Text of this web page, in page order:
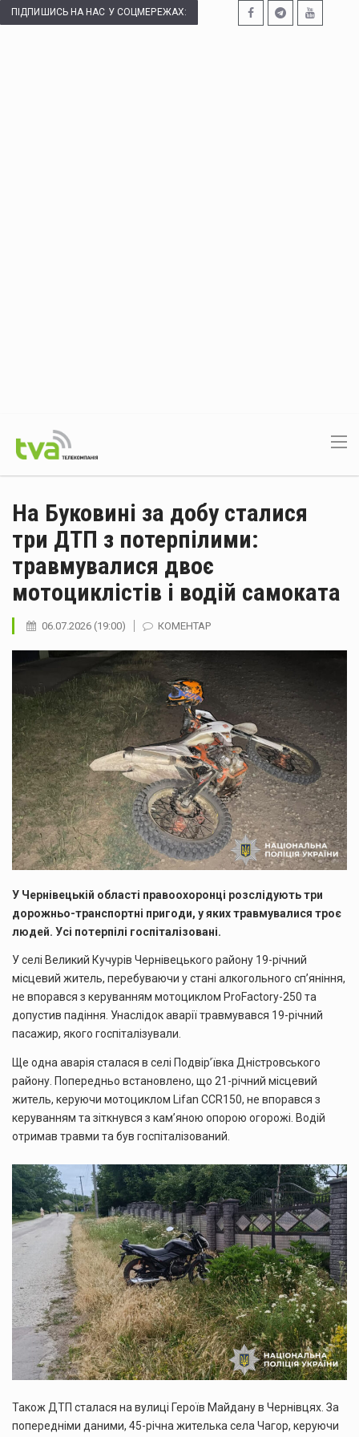
ПІДПИШИСЬ НА НАС У СОЦМЕРЕЖАХ:
На Буковині за добу сталися
три ДТП з потерпілими:
травмувалися двоє
мотоциклістів і водій самоката
06.07.2026 (19:00) КОМЕНТАР
У Чернівецькій області правоохоронці розслідують три
дорожньо-транспортні пригоди, у яких травмувалися троє
людей. Усі потерпілі госпіталізовані.
У селі Великий Кучурів Чернівецького району 19-річний
місцевий житель, перебуваючи у стані алкогольного сп’яніння,
не впорався з керуванням мотоциклом ProFactory-250 та
допустив падіння. Унаслідок аварії травмувався 19-річний
пасажир, якого госпіталізували.
Ще одна аварія сталася в селі Подвір’ївка Дністровського
району. Попередньо встановлено, що 21-річний місцевий
житель, керуючи мотоциклом Lifan CCR150, не впорався з
керуванням та зіткнувся з кам’яною опорою огорожі. Водій
отримав травми та був госпіталізований.
Також ДТП сталася на вулиці Героїв Майдану в Чернівцях. За
попередніми даними, 45-річна жителька села Чагор, керуючи